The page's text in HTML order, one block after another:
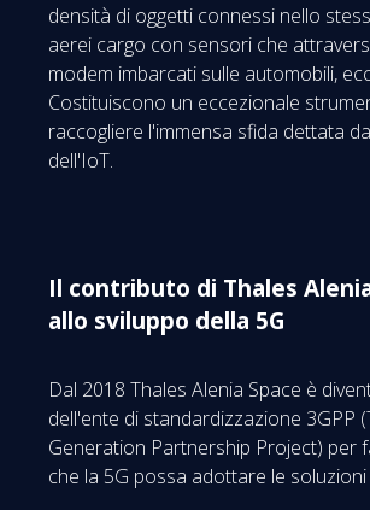
densità di oggetti connessi nello
aerei cargo con sensori che
modem imbarcati sulle automobili,
Costituiscono un eccezionale
raccogliere l'immensa sfida dettata
dell'IoT.
Il contributo di Thales
allo sviluppo della 5G
Dal 2018 Thales Alenia Space è
dell'ente di standardizzazione 3GPP
Generation Partnership Project) per
che la 5G possa adottare le soluzioni